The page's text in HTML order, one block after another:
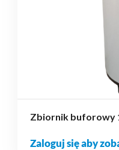
Zbiornik buforowy
Zaloguj się aby